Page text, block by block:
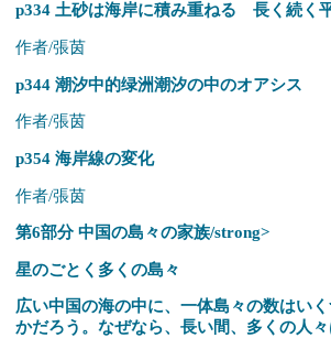
p334 土砂は海岸に積み重ねる 長く続く
作者/張茵
p344 潮汐中的绿洲潮汐の中のオアシス
作者/張茵
p354 海岸線の変化
作者/張茵
第6部分 中国の島々の家族/strong>
星のごとく多くの島々
広い中国の海の中に、一体島々の数はい
かだろう。なぜなら、長い間、多くの人